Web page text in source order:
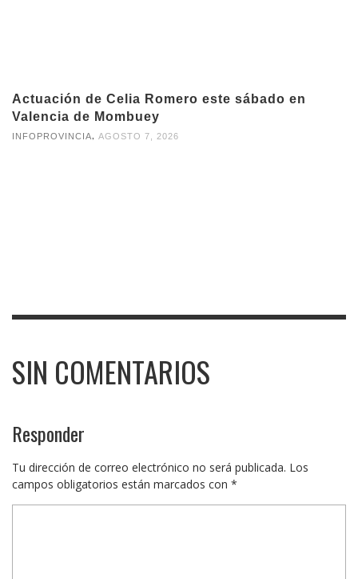
Actuación de Celia Romero este sábado en
Valencia de Mombuey
INFOPROVINCIA AGOSTO 7, 2026
SIN COMENTARIOS
Responder
Tu dirección de correo electrónico no será publicada. Los
campos obligatorios están marcados con *